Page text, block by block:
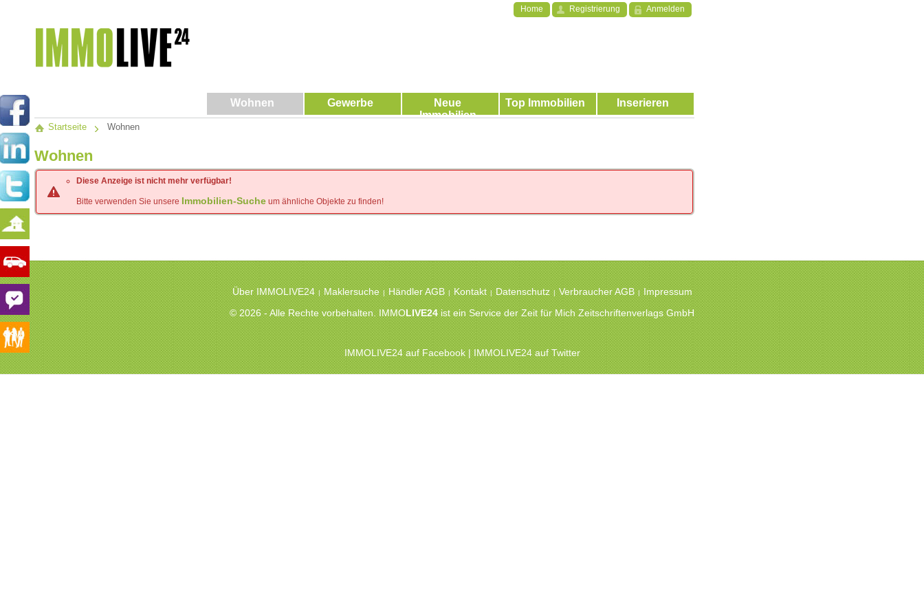
Home Registrierung Anmelden
Wohnen Gewerbe
Neue
Immobilien
Top Immobilien Inserieren
Startseite Wohnen
Wohnen
Diese Anzeige ist nicht mehr verfügbar!
Bitte verwenden Sie unsere Immobilien-Suche um ähnliche Objekte zu finden!
Über IMMOLIVE24 | Maklersuche | Händler AGB | Kontakt | Datenschutz | Verbraucher AGB | Impressum
© 2026 - Alle Rechte vorbehalten. IMMOLIVE24ist ein Service der Zeit für Mich Zeitschriftenverlags GmbH
IMMOLIVE24 auf Facebook|IMMOLIVE24 auf Twitter